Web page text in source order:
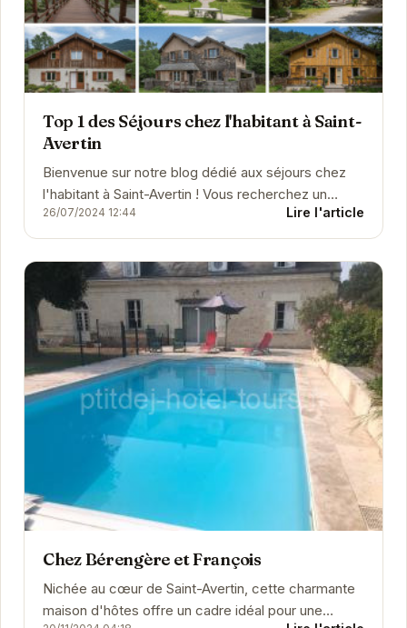
Top 1 des Séjours chez l'habitant à Saint-
Avertin
Bienvenue sur notre blog dédié aux séjours chez
l'habitant à Saint-Avertin ! Vous recherchez un
hébergement authentique et convivial pour vos
prochai...
26/07/2024 12:44 Lire l'article
Chez Bérengère et François
Nichée au cœur de Saint-Avertin, cette charmante
maison d'hôtes offre un cadre idéal pour une